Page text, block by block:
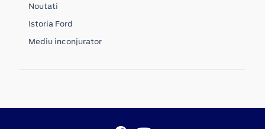
Noutati
Istoria Ford
Mediu inconjurator